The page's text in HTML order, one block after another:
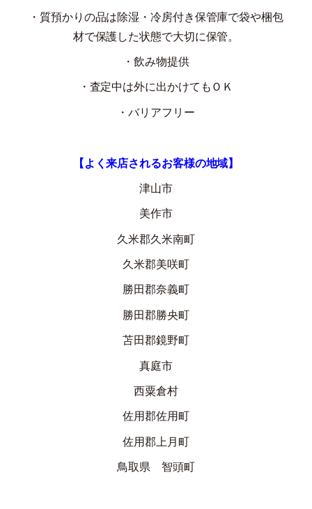
・質預かりの品は除湿・冷房付き保管庫で袋や梱包
材で保護した状態で大切に保管。
・飲み物提供
・査定中は外に出かけてもＯＫ
・バリアフリー
【よく来店されるお客様の地域】
津山市
美作市
久米郡久米南町
久米郡美咲町
勝田郡奈義町
勝田郡勝央町
苫田郡鏡野町
真庭市
西粟倉村
佐用郡佐用町
佐用郡上月町
鳥取県 智頭町